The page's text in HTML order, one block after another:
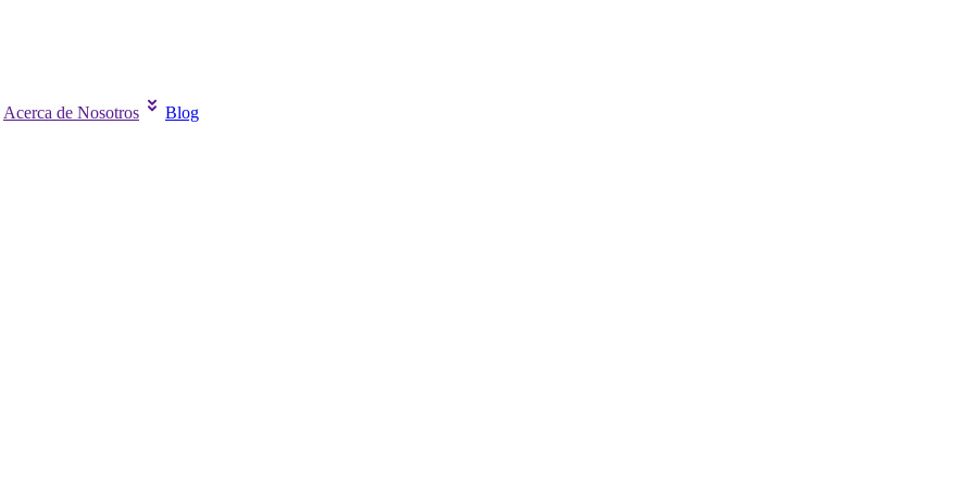
Acerca de Nosotros Blog